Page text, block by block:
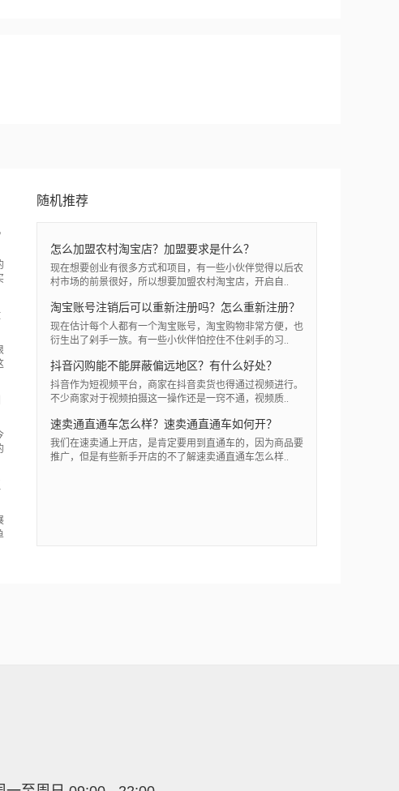
随机推荐
怎么加盟农村淘宝店？加盟要求是什么？
现在想要创业有很多方式和项目，有一些小伙伴觉得以后农
村市场的前景很好，所以想要加盟农村淘宝店，开启自..
淘宝账号注销后可以重新注册吗？怎么重新注册？
现在估计每个人都有一个淘宝账号，淘宝购物非常方便，也
衍生出了剁手一族。有一些小伙伴怕控住不住剁手的习..
抖音闪购能不能屏蔽偏远地区？有什么好处？
抖音作为短视频平台，商家在抖音卖货也得通过视频进行。
不少商家对于视频拍摄这一操作还是一窍不通，视频质..
速卖通直通车怎么样？速卖通直通车如何开？
我们在速卖通上开店，是肯定要用到直通车的，因为商品要
推广，但是有些新手开店的不了解速卖通直通车怎么样..